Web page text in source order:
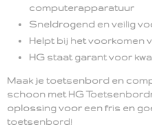
computerapparatuur
Sneldrogend en veilig
Helpt bij het voorkomen
HG staat garant voor
Maak je toetsenbord en
schoon met HG
oplossing voor een fris en
toetsenbord!